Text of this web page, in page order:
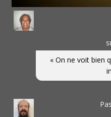
« On ne voit bien